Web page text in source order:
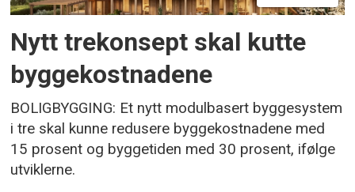
Nytt trekonsept skal kutte
byggekostnadene
BOLIGBYGGING: Et nytt modulbasert byggesystem
i tre skal kunne redusere byggekostnadene med
15 prosent og byggetiden med 30 prosent, ifølge
utviklerne.